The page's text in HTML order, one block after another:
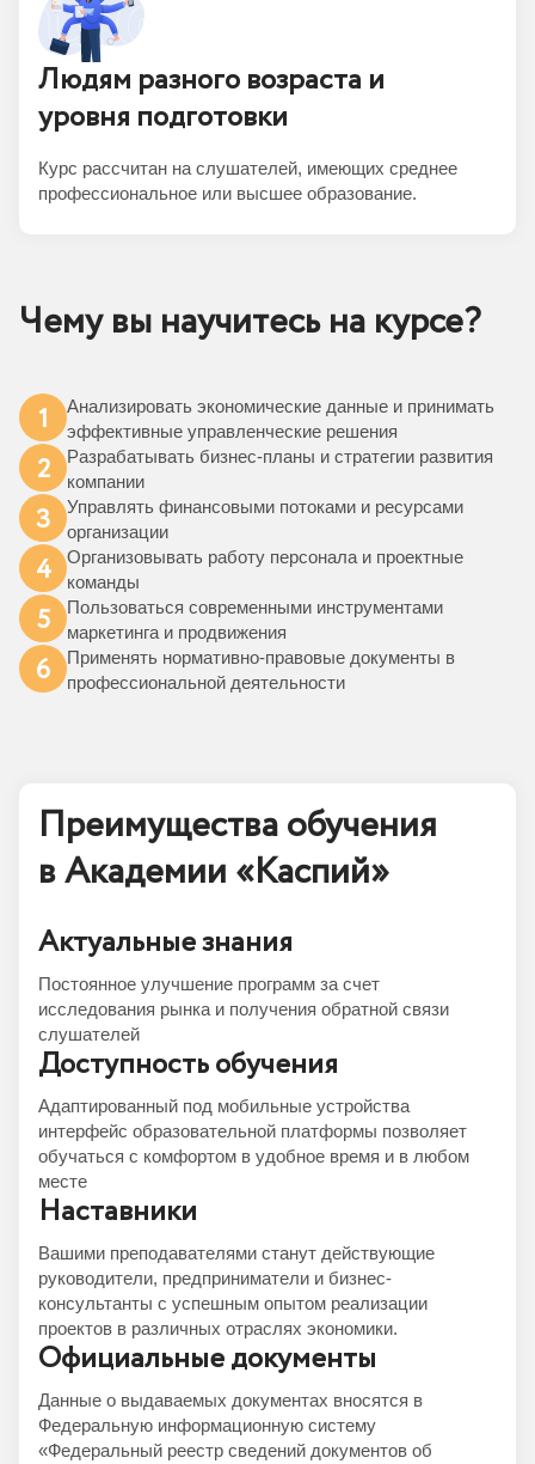
Людям разного возраста и
уровня подготовки
Курс рассчитан на слушателей, имеющих среднее
профессиональное или высшее образование.
Чему вы научитесь на курсе?
1
Анализировать экономические данные и принимать
эффективные управленческие решения
2
Разрабатывать бизнес-планы и стратегии развития
компании
3
Управлять финансовыми потоками и ресурсами
организации
4
Организовывать работу персонала и проектные
команды
5
Пользоваться современными инструментами
маркетинга и продвижения
6
Применять нормативно-правовые документы в
профессиональной деятельности
Преимущества обучения
в Академии «Каспий»
Актуальные знания
Постоянное улучшение программ за счет
исследования рынка и получения обратной связи
слушателей
Доступность обучения
Адаптированный под мобильные устройства
интерфейс образовательной платформы позволяет
обучаться с комфортом в удобное время и в любом
месте
Наставники
Вашими преподавателями станут действующие
руководители, предприниматели и бизнес-
консультанты с успешным опытом реализации
проектов в различных отраслях экономики.
Официальные документы
Данные о выдаваемых документах вносятся в
Федеральную информационную систему
«Федеральный реестр сведений документов об